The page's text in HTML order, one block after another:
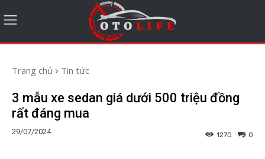
Trang chủ Tin tức
3 mẫu xe sedan giá dưới 500 triệu đồng
rất đáng mua
29/07/2024 0
1270